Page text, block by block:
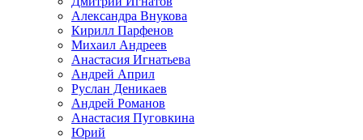
Александра Внукова
Кирилл Парфенов
Михаил Андреев
Анастасия Игнатьева
Андрей Април
Руслан Деникаев
Андрей Романов
Анастасия Пуговкина
Юрий